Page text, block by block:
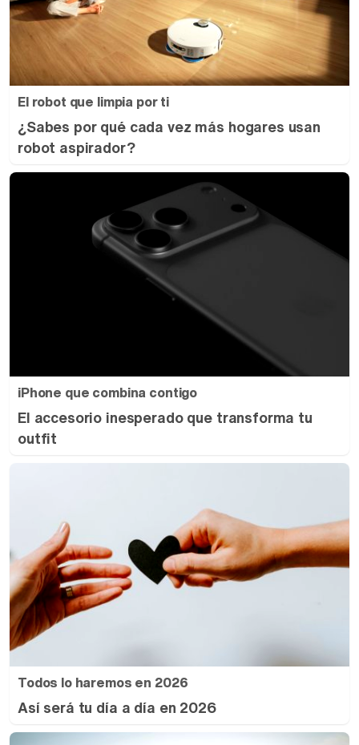
El robot que limpia por ti
¿Sabes por qué cada vez más hogares usan
robot aspirador?
iPhone que combina contigo
El accesorio inesperado que transforma tu
outfit
Todos lo haremos en 2026
Así será tu día a día en 2026